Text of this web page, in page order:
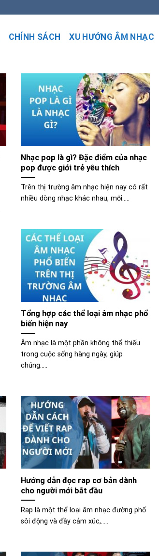
CHÍNH SÁCH XU HƯỚNG ÂM NHẠC
Nhạc pop là gì? Đặc điểm của nhạc
pop được giới trẻ yêu thích
Trên thị trường âm nhạc hiện nay có rất
nhiều dòng nhạc khác nhau, mỗi.....
Tổng hợp các thể loại âm nhạc phổ
biến hiện nay
Âm nhạc là một phần không thể thiếu
trong cuộc sống hàng ngày, giúp
chúng.....
Hướng dẫn đọc rap cơ bản dành
cho người mới bắt đầu
Rap là một thể loại âm nhạc đường phố
sôi động và đầy cảm xúc,.....